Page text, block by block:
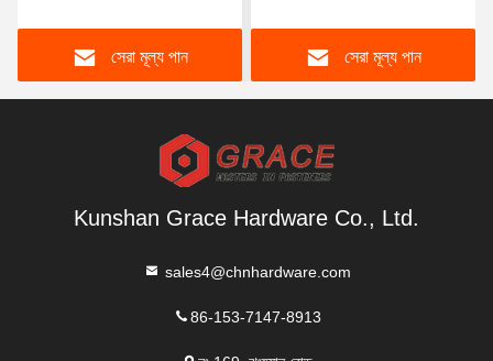
সেরা মূল্য পান
থেকে স্ক্রু
সেরা মূল্য পান
Kunshan Grace Hardware Co., Ltd.
sales4@chnhardware.com
86-153-7147-8913